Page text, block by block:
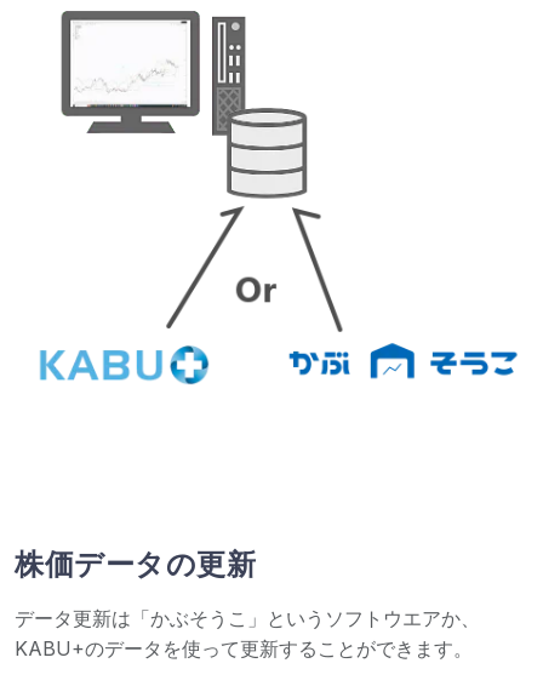
株価データの更新
データ更新は「かぶそうこ」というソフトウエアか、
KABU+のデータを使って更新することができます。